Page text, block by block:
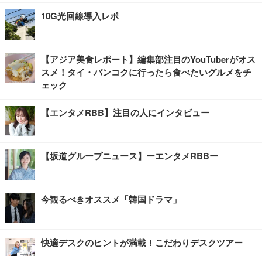
10G光回線導入レポ
【アジア美食レポート】編集部注目のYouTuberがオス
スメ！タイ・バンコクに行ったら食べたいグルメをチ
ェック
【エンタメRBB】注目の人にインタビュー
【坂道グループニュース】ーエンタメRBBー
今観るべきオススメ「韓国ドラマ」
快適デスクのヒントが満載！こだわりデスクツアー